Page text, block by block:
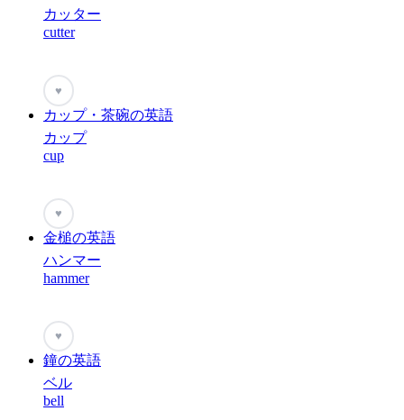
カッター
cutter
♥
カップ・茶碗の英語
カップ
cup
♥
金槌の英語
ハンマー
hammer
♥
鐘の英語
ベル
bell